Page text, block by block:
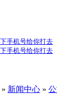
» 新闻中心 »